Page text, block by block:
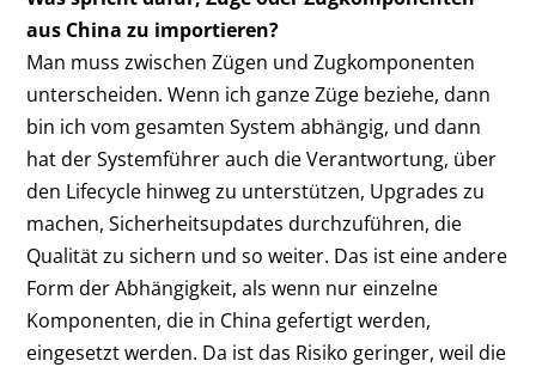
aus China zu importieren?
Man muss zwischen Zügen und Zugkomponenten
unterscheiden. Wenn ich ganze Züge beziehe, dann
bin ich vom gesamten System abhängig, und dann
hat der Systemführer auch die Verantwortung, über
den Lifecycle hinweg zu unterstützen, Upgrades zu
machen, Sicherheitsupdates durchzuführen, die
Qualität zu sichern und so weiter. Das ist eine andere
Form der Abhängigkeit, als wenn nur einzelne
Komponenten, die in China gefertigt werden,
eingesetzt werden. Da ist das Risiko geringer, weil die